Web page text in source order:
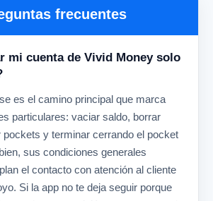
frecuentes
mi cuenta de Vivid Money solo
es el camino principal que marca
particulares: vaciar saldo, borrar
pockets y terminar cerrando el pocket
sus condiciones generales
el contacto con atención al cliente
Si la app no te deja seguir porque